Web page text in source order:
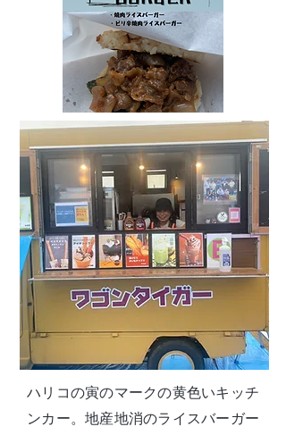
ハリコの寅のマークの黄色いキッチ
ンカー。地産地消のライスバーガー